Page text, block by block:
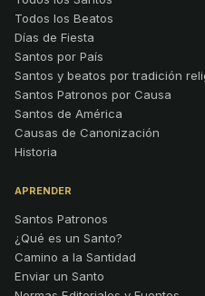
Todos los Beatos
Días de Fiesta
Santos por País
Santos y beatos por tradición
Santos Patronos por Causa
Santos de América
Causas de Canonización
Historia
APRENDER
Santos Patronos
¿Qué es un Santo?
Camino a la Santidad
Enviar un Santo